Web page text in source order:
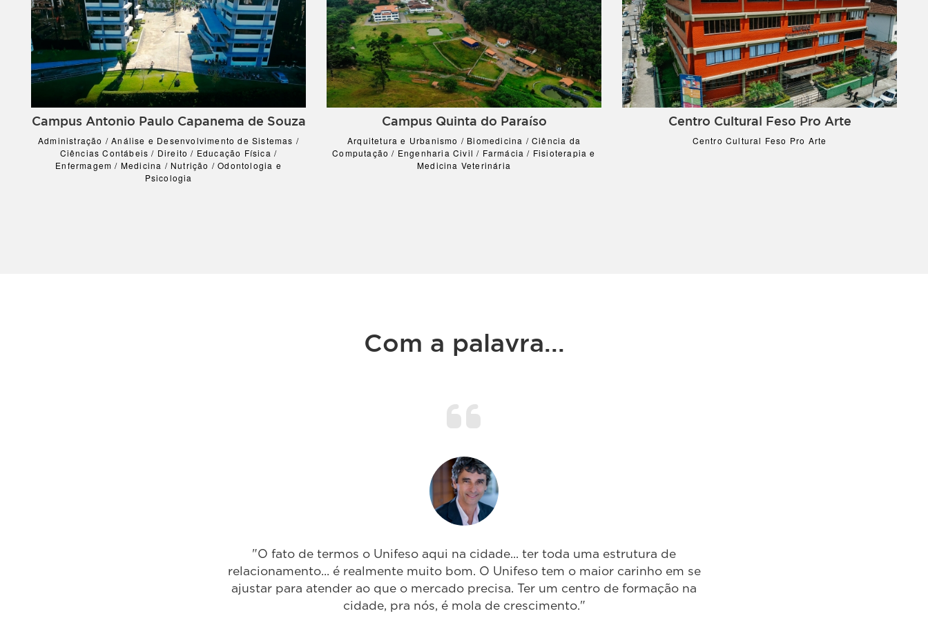
Campus Antonio Paulo Capanema de Souza
Administração / Análise e Desenvolvimento de Sistemas /
Ciências Contábeis / Direito / Educação Física /
Enfermagem / Medicina / Nutrição / Odontologia e
Psicologia
Campus Quinta do Paraíso
Arquitetura e Urbanismo / Biomedicina / Ciência da
Computação / Engenharia Civil / Farmácia / Fisioterapia e
Medicina Veterinária
Centro Cultural Feso Pro Arte
Centro Cultural Feso Pro Arte
Com a palavra...